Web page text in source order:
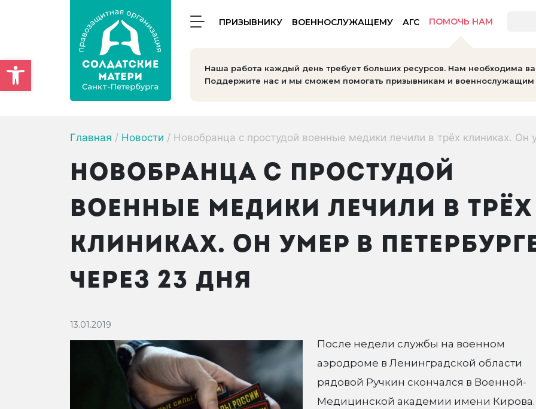
Открыть панель инструментов
ПРИЗЫВНИКУ ВОЕННОСЛУЖАЩЕМУ АГС ПОМОЧЬ НАМ
Наша работа каждый день требует больших ресурсов. Нам необходима
Поддержите нас и мы сможем помогать призывникам и военнослужащим
Главная / Новости / Новобранца с простудой военные медики лечили в трёх клиниках. Он
НОВОБРАНЦА С ПРОСТУДОЙ
ВОЕННЫЕ МЕДИКИ ЛЕЧИЛИ В ТРЁХ
КЛИНИКАХ. ОН УМЕР В
ЧЕРЕЗ 23 ДНЯ
13.01.2019
После недели службы на военном
аэродроме в Ленинградской области
рядовой Ручкин скончался в Военной-
Медицинской академии имени